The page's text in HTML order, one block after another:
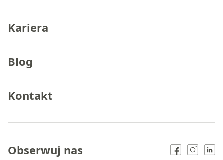
Kariera
Blog
Kontakt
Obserwuj nas